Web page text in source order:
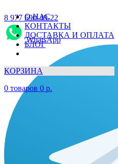
О НАС
КОНТАКТЫ
ДОСТАВКА И ОПЛАТА
БЛОГ
КОРЗИНА
0 товаров 0 р.
8 977 690-49-22
WhatsApp